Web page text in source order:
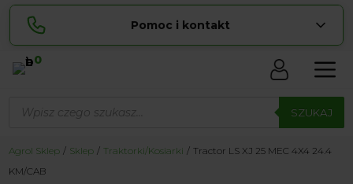
Pomoc i kontakt
Lucyna
pokaż numer
534 853 ... pokaż numer
0
produktów SZUKAJ
Agrol Sklep Sklep Traktorki/Kosiarki
Tractor LS XJ 25 MEC 4X4 24.4
KM/CAB